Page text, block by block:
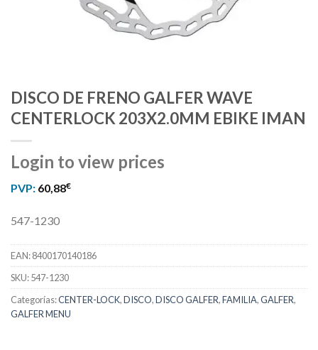
DISCO DE FRENO GALFER WAVE
CENTERLOCK 203X2.0MM EBIKE IMAN
Login to view prices
PVP: 60,88€
547-1230
EAN:8400170140186
SKU:547-1230
Categorías:CENTER-LOCK,DISCO,DISCO GALFER,FAMILIA,GALFER,
GALFER MENU